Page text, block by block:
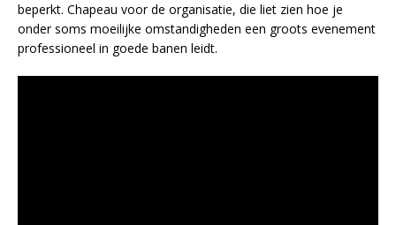
beperkt. Chapeau voor de organisatie, die liet zien hoe je
onder soms moeilijke omstandigheden een groots evenement
professioneel in goede banen leidt.